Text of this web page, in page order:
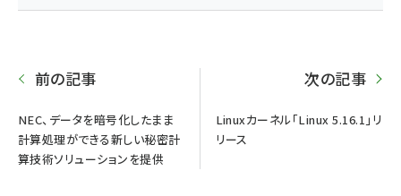
前の記事
NEC、データを暗号化したまま
計算処理ができる新しい秘密計
算技術ソリューションを提供
次の記事
Linuxカーネル「Linux 5.16.1」リ
リース